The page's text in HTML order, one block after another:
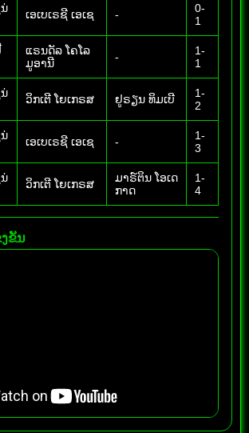
ເອເບເຣຊີ ເອເຊ -
0-
1
ແຣນດັລ ໂຄໂລ
ມູອານີ
-
1-
1
ວິກເຕີ ໂຍເກຣສ ຢູຣຽນ ທິມເບີ
1-
2
ເອເບເຣຊີ ເອເຊ -
1-
3
ວິກເຕີ ໂຍເກຣສ
ມາຣ໌ຕິນ ໂອເດ
ກາດ
1-
4
ຂັນ